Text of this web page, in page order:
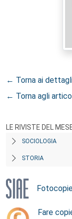
← Torna ai
← Torna agli
LE RIVISTE DEL
SOCIOLOGIA
STORIA
Fare